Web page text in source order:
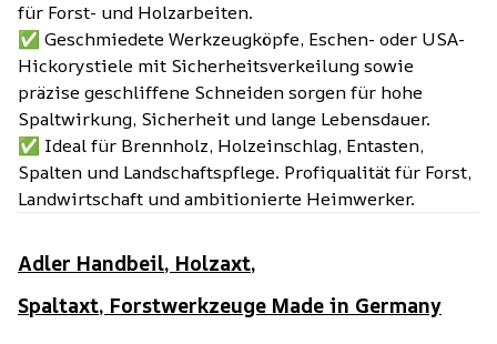
für Forst- und Holzarbeiten.
✅ Geschmiedete Werkzeugköpfe, Eschen- oder USA-
Hickorystiele mit Sicherheitsverkeilung sowie
präzise geschliffene Schneiden sorgen für hohe
Spaltwirkung, Sicherheit und lange Lebensdauer.
✅ Ideal für Brennholz, Holzeinschlag, Entasten,
Spalten und Landschaftspflege. Profiqualität für Forst,
Landwirtschaft und ambitionierte Heimwerker.
Adler Handbeil, Holzaxt,
Spaltaxt, Forstwerkzeuge Made in Germany